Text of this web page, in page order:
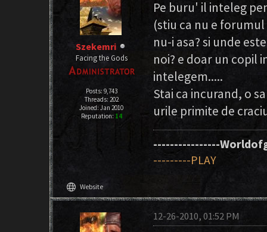
Szekemri
Facing the Gods
Posts: 9,743
Threads: 202
Joined: Jan 2010
Reputation: 14
Pe buru' il inteleg
(stiu ca nu e forumul
nu-i asa? si unde
noi? e doar un copil
intelegem.....
Stai ca incurand, o
urile primite de
----------------
---------PLAY
language Website
12-26-2010, 01:52 PM